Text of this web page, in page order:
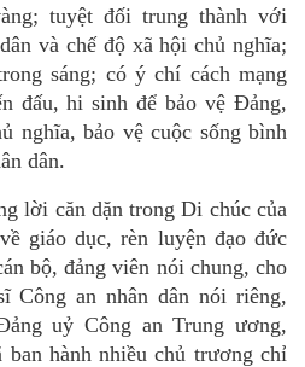
tuyệt đối trung thành với
và chế độ xã hội chủ nghĩa;
sáng; có ý chí cách mạng
đấu, hi sinh để bảo vệ Đảng,
nghĩa, bảo vệ cuộc sống bình
dân.
căn dặn trong Di chúc của
giáo dục, rèn luyện đạo đức
bộ, đảng viên nói chung, cho
Công an nhân dân nói riêng,
uỷ Công an Trung ương,
ban hành nhiều chủ trương chỉ